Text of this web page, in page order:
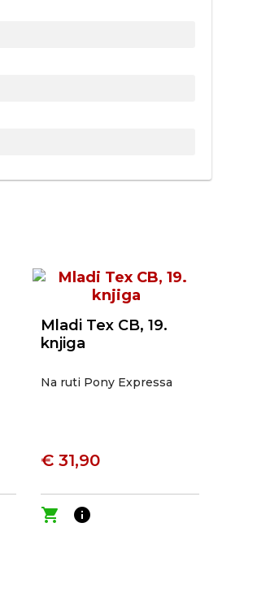
Mladi Tex CB, 19.
knjiga
Na ruti Pony Expressa
€ 31,90
shopping_cart info